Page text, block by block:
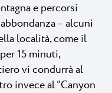
e percorsi
– alcuni
località, come il
15 minuti,
vi condurrà al
invece al “Canyon